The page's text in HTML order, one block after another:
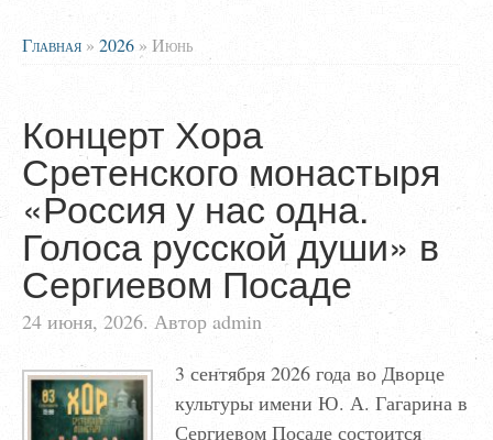
Главная » 2026 » Июнь
Концерт Хора
Сретенского монастыря
«Россия у нас одна.
Голоса русской души» в
Сергиевом Посаде
24 июня, 2026. Автор admin
3 сентября 2026 года во Дворце
культуры имени Ю. А. Гагарина в
Сергиевом Посаде состоится